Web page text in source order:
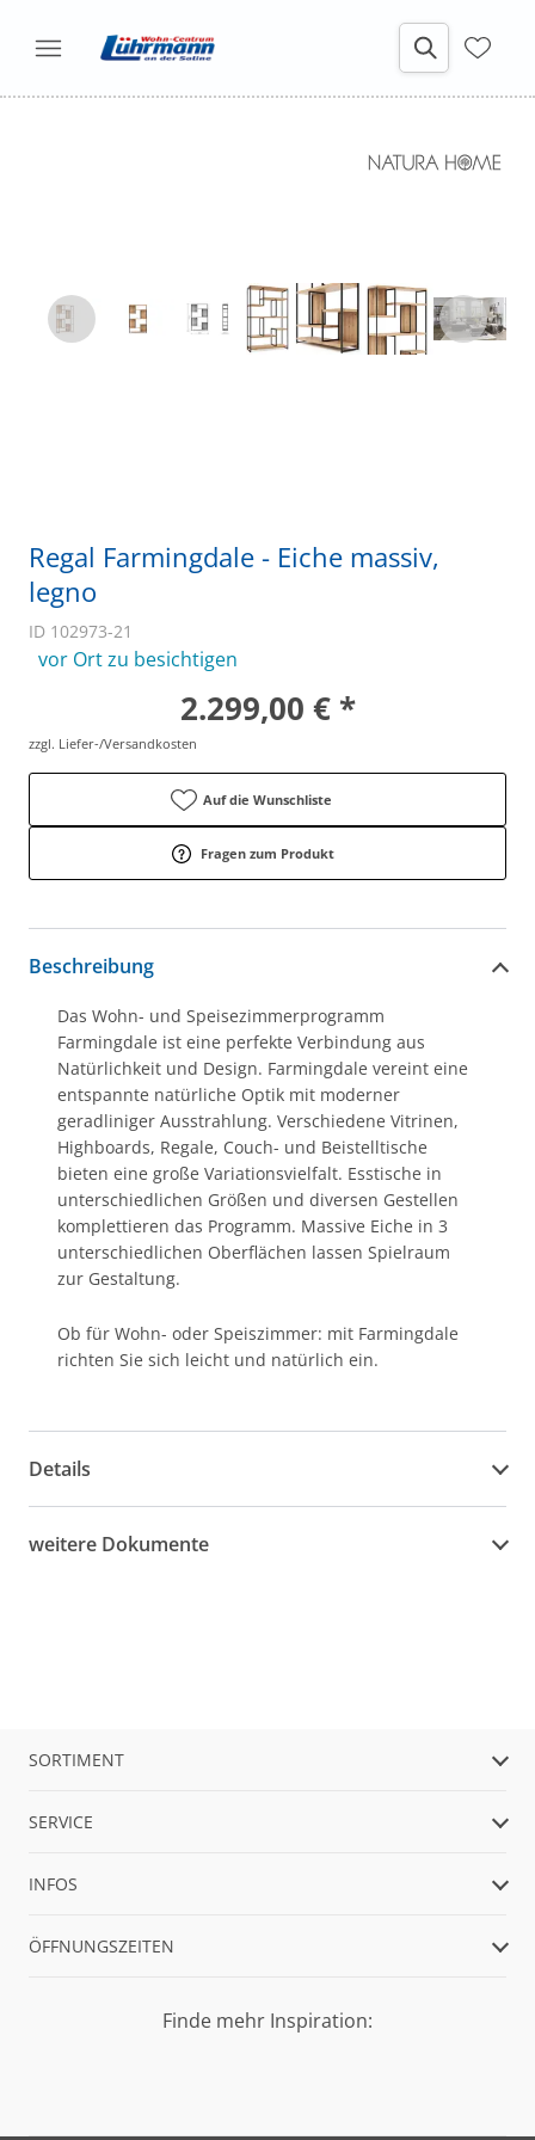
Regal Farmingdale - Eiche massiv,
legno
ID 102973-21
vor Ort zu besichtigen
2.299,00 € *
zzgl. Liefer-/Versandkosten
Auf die Wunschliste
Fragen zum Produkt
Beschreibung
Das Wohn- und Speisezimmerprogramm
Farmingdale ist eine perfekte Verbindung aus
Natürlichkeit und Design. Farmingdale vereint eine
entspannte natürliche Optik mit moderner
geradliniger Ausstrahlung. Verschiedene Vitrinen,
Highboards, Regale, Couch- und Beistelltische
bieten eine große Variationsvielfalt. Esstische in
unterschiedlichen Größen und diversen Gestellen
komplettieren das Programm. Massive Eiche in 3
unterschiedlichen Oberflächen lassen Spielraum
zur Gestaltung.
Ob für Wohn- oder Speiszimmer: mit Farmingdale
richten Sie sich leicht und natürlich ein.
Details
weitere Dokumente
SORTIMENT
SERVICE
INFOS
ÖFFNUNGSZEITEN
Finde mehr Inspiration: